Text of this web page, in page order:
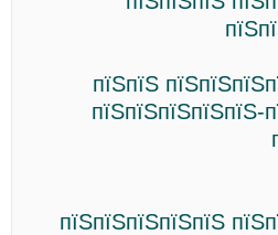
пїЅпїЅ
пїЅпїЅпїЅпїЅпїЅ-
пїЅпїЅпїЅпїЅпїЅ